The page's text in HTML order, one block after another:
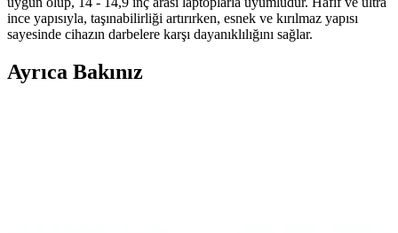
ince yapısıyla, taşınabilirliği artırırken, esnek ve kırılmaz yapısı
sayesinde cihazın darbelere karşı dayanıklılığını sağlar.
Ayrıca Bakınız